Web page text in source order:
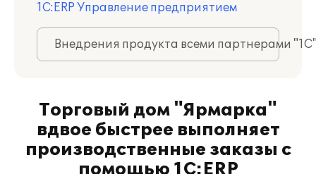
1С:ERP Управление предприятием
Внедрения продукта всеми партнерами
Торговый дом "Ярмарка"
вдвое быстрее выполняет
производственные заказы с
помощью 1С:ERP